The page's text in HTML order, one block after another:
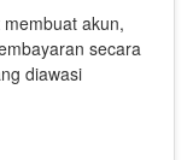
akun,
secara
diawasi